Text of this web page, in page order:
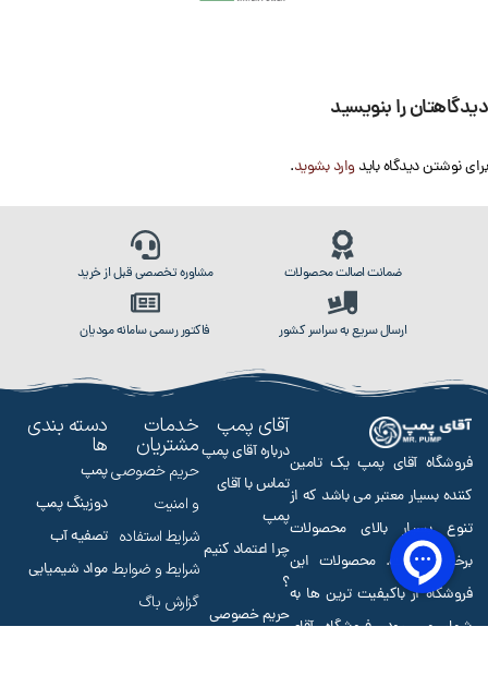
دیدگاهتان را بنویسید
برای نوشتن دیدگاه بایدوارد بشوید.
ضمانت اصالت محصولات مشاوره تخصصی قبل از خرید
ارسال سریع به سراسر کشور فاکتور رسمی سامانه مودیان
فروشگاه آقای پمپ یک تامین
کننده بسیار معتبر می باشد که از
تنوع بسیار بالای محصولات
برخوردار است. محصولات این
فروشگاه از باکیفیت ترین ها به
شمار می رود. فروشگاه آقای
آقای پمپ
درباره آقای پمپ
تماس با آقای
پمپ
چرا اعتماد کنیم
؟
حریم خصوصی
خدمات
مشتریان
حریم خصوصی
و امنیت
شرایط استفاده
شرایط و ضوابط
گزارش باگ
دسته بندی
ها
پمپ
دوزینگ پمپ
تصفیه آب
مواد شیمیایی